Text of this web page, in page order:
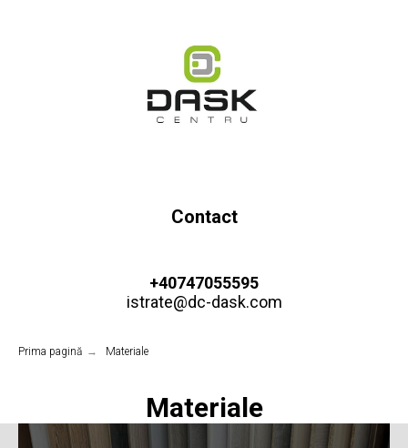
Contact
+40747055595
istrate@dc-dask.com
Prima pagină → Materiale
Materiale